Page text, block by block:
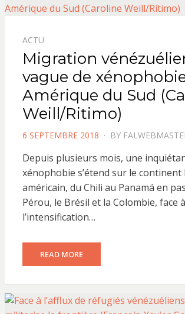
ACTU
Migration
vague de
Amérique du Sud
Weill/Ritimo)
POSTED
6 SEPTEMBRE 2018 BY
Depuis plusieurs mois, une
xénophobie s’étend sur le continent
américain, du Chili au Panamá en
Pérou, le Brésil et la Colombie, face à
l’intensification…
READ MORE